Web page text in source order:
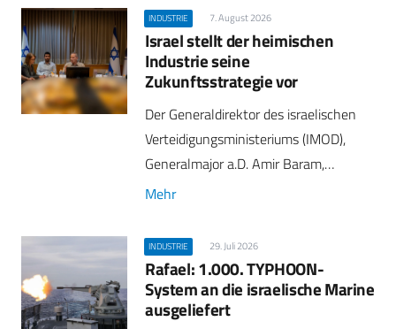
INDUSTRIE 7. August 2026
Israel stellt der heimischen
Industrie seine
Zukunftsstrategie vor
Der Generaldirektor des israelischen
Verteidigungsministeriums (IMOD),
Generalmajor a.D. Amir Baram,…
Mehr
INDUSTRIE 29. Juli 2026
Rafael: 1.000. TYPHOON-
System an die israelische Marine
ausgeliefert